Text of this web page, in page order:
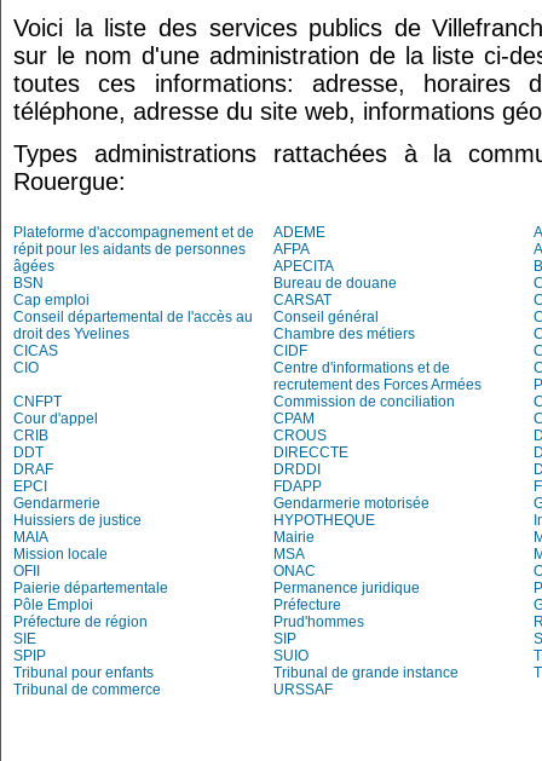
Voici la liste des services publics de
sur le nom d'une administration de la liste ci-
toutes ces informations: adresse, horaires
téléphone, adresse du site web, informations
Types administrations rattachées à la
Rouergue:
Plateforme d'accompagnement et de
répit pour les aidants de personnes
âgées
ADEME
AFPA
APECITA
BSN
Bureau de douane
Cap emploi
CARSAT
Conseil départemental de l'accès au
droit des Yvelines
Conseil général
Chambre des métiers
CICAS
CIDF
CIO
Centre d'informations et de
recrutement des Forces Armées
CNFPT
Commission de conciliation
Cour d'appel
CPAM
CRIB
CROUS
DDT
DIRECCTE
DRAF
DRDDI
EPCI
FDAPP
Gendarmerie
Gendarmerie motorisée
Huissiers de justice
HYPOTHEQUE
MAIA
Mairie
Mission locale
MSA
OFII
ONAC
Paierie départementale
Permanence juridique
Pôle Emploi
Préfecture
Préfecture de région
Prud'hommes
SIE
SIP
SPIP
SUIO
Tribunal pour enfants
Tribunal de grande instance
Tribunal de commerce
URSSAF